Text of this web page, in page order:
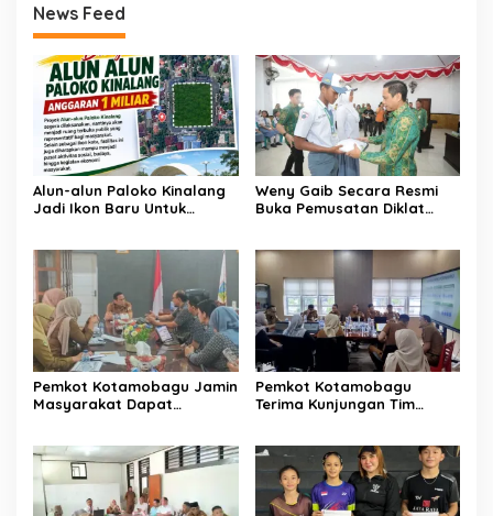
News Feed
Alun-alun Paloko Kinalang
Jadi Ikon Baru Untuk
Weny Gaib Secara Resmi
Buka Pemusatan Diklat
Pemkot Kotamobagu Jamin
Masyarakat Dapat
Pemkot Kotamobagu
Terima Kunjungan Tim